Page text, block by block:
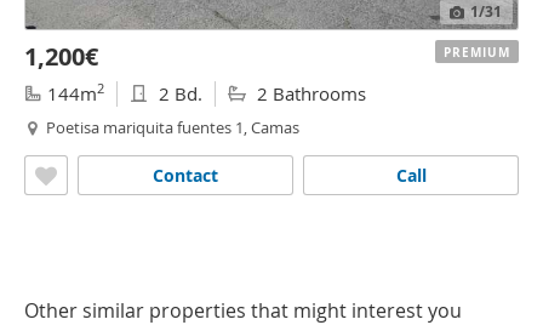
1/31
1,200€
144m2 2 Bd. 2 Bathrooms
Poetisa mariquita fuentes 1, Camas
Call
Contact
PREMIUM
Other similar properties that might interest you